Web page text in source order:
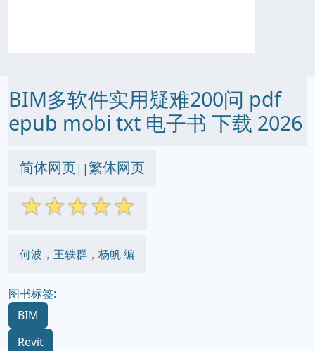
BIM多软件实用疑难200问 pdf
epub mobi txt 电子书 下载 2026
简体网页||繁体网页
☆☆☆☆☆
何波，王轶群，杨帆 编
图书标签:
BIM
Revit